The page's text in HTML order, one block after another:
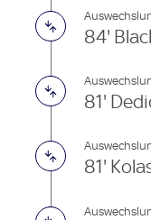
84'
81'
81'